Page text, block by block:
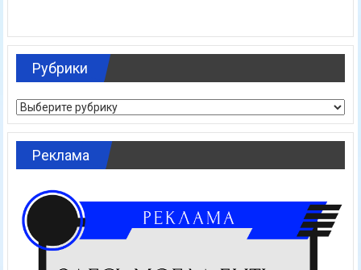
Рубрики
Рубрики
Реклама